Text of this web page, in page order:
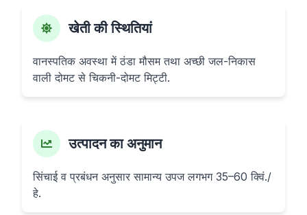
खेती की स्थितियां
वानस्पतिक अवस्था में ठंडा मौसम तथा अच्छी जल-निकास
वाली दोमट से चिकनी-दोमट मिट्टी.
उत्पादन का अनुमान
सिंचाई व प्रबंधन अनुसार सामान्य उपज लगभग 35–60 क्विं./
हे.